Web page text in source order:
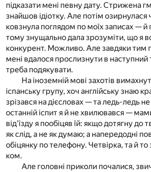
підказати мені певну дату. Стрижена
знайшов ідіотку. Але потім озирнулася
ковзнула поглядом по моїх записах — й
тому знущально дала зрозуміти, що я
конкурент. Можливо. Але завдяки тим
мені вдалося прослизнути в наступний
треба подякувати.
На іноземній мові захотів
іспанську групу, хоч англійську знаю
зрізався на дієсловах — та ледь-ледь
останній іспит я й не хвилювався —
від’їзду я пообіцяв їй: якщо дотягну до
як слід, а не як думаю; а напередодні
обіцянку по телефону. Четвірка, та й то
ком.
Але головні приколи почалися,